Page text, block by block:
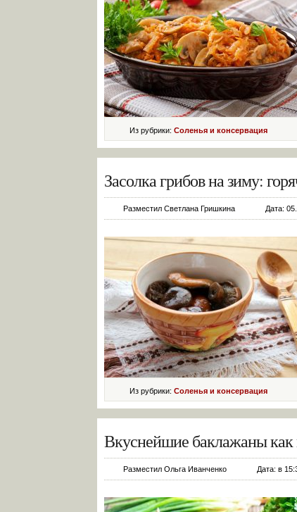
Из рубрики: Соленья и консервация
Засолка грибов на зиму:
Разместил Светлана Гришкина Дата:
Из рубрики: Соленья и консервация
Вкуснейшие баклажаны как
Разместил Ольга Иванченко Дата: в